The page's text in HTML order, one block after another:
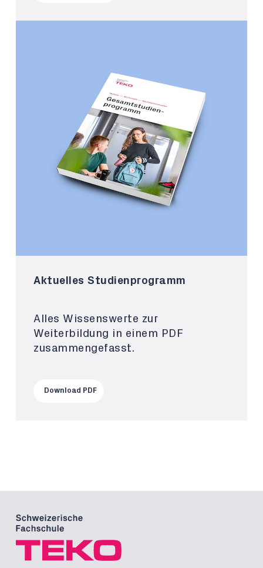
Aktuelles Studienprogramm
Alles Wissenswerte zur
Weiterbildung in einem PDF
zusammengefasst.
Download PDF